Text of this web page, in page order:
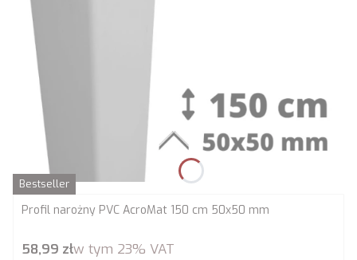
Bestseller
Profil narożny PVC AcroMat 150 cm 50x50 mm
Cena brutto
58,99 złw tym 23% VAT